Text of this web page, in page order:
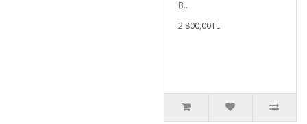
B..
2.800,00TL